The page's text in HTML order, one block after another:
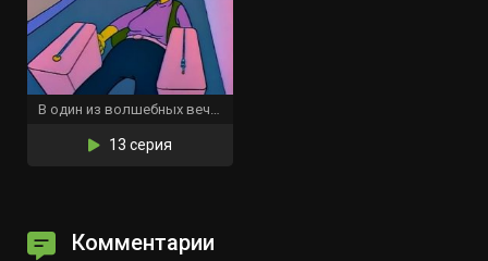
В один из волшебных вечеров
13 серия
Комментарии